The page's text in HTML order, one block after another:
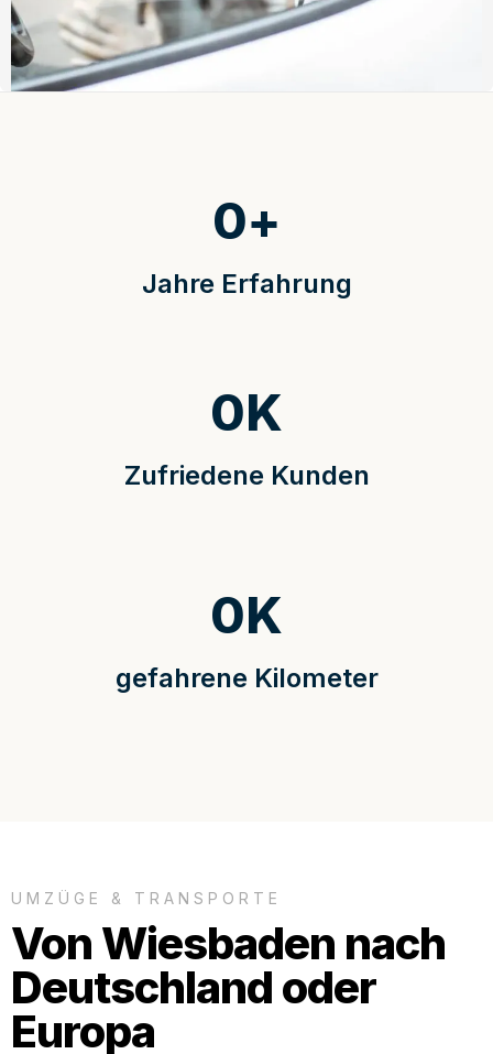
Jahre Erfahrung
0+
Zufriedene Kunden
0K
gefahrene Kilometer
0K
UMZÜGE & TRANSPORTE
Von Wiesbaden nach
Deutschland oder
Europa